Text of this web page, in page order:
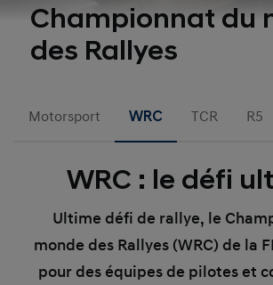
Championnat du
des Rallyes
Motorsport WRC TCR R5
WRC : le défi
Ultime défi de rallye, le
monde des Rallyes (WRC) de la
pour des équipes de pilotes et